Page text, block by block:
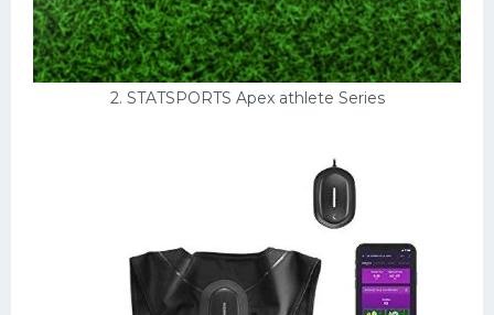
2. STATSPORTS Apex athlete Series